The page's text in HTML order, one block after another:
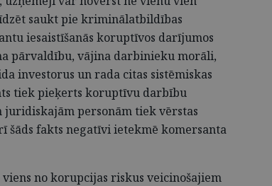
saukt pie kriminālatbildības
iesaistīšanās koruptīvos darījumos
pārvaldību, vājina darbinieku morāli,
investorus un rada citas sistēmiskas
tiek pieķerts koruptīvu darbību
personām tiek vērstas
fakts negatīvi ietekmē komersanta
no korupcijas riskus veicinošajiem